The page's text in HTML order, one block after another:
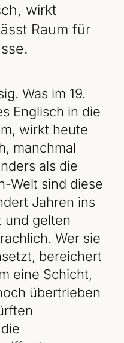
wirkt
Raum für
Was im 19.
Englisch in die
wirkt heute
manchmal
als die
Welt sind diese
Jahren ins
und gelten
Wer sie
bereichert
eine Schicht,
übertrieben